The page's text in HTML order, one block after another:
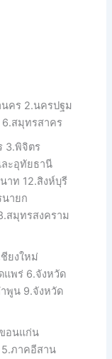
คร 2.นครปฐม
สมุทรสาคร
3.พิจิตร
ะอุทัยธานี
าท 12.สิงห์บุรี
นายก
สมุทรสงคราม
ชียงใหม่
แพร่ 6.จังหวัด
พูน 9.จังหวัด
อนแก่น
ภาคอีสาน